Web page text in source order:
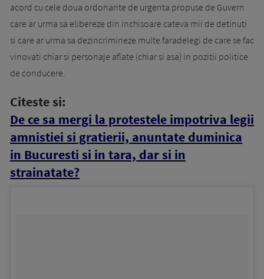
acord cu cele doua ordonante de urgenta propuse de Guvern
care ar urma sa elibereze din inchisoare cateva mii de detinuti
si care ar urma sa dezincrimineze multe faradelegi de care se fac
vinovati chiar si personaje aflate (chiar si asa) in pozitii politice
de conducere.
Citeste si:
De ce sa mergi la protestele impotriva legii
amnistiei si gratierii, anuntate duminica
in Bucuresti si in tara, dar si in
strainatate?